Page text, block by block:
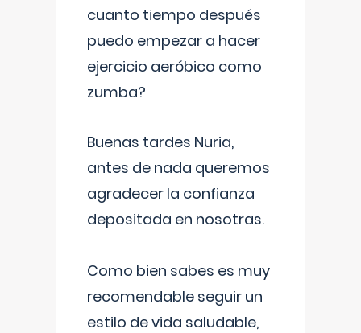
cuanto tiempo después
puedo empezar a hacer
ejercicio aeróbico como
zumba?
Buenas tardes Nuria,
antes de nada queremos
agradecer la confianza
depositada en nosotras.
Como bien sabes es muy
recomendable seguir un
estilo de vida saludable,